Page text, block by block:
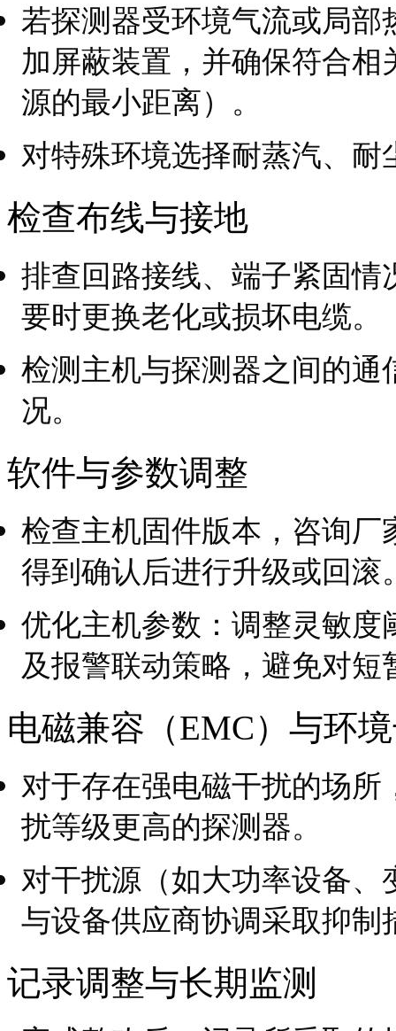
若探测器受环境气流或局
加屏蔽装置，并确保符合
源的最小距离）。
对特殊环境选择耐蒸汽、
检查布线与接地
排查回路接线、端子紧固
要时更换老化或损坏电缆。
检测主机与探测器之间的
况。
软件与参数调整
检查主机固件版本，咨询
得到确认后进行升级或回滚
优化主机参数：调整灵敏
及报警联动策略，避免对
电磁兼容（EMC）与环
对于存在强电磁干扰的场
扰等级更高的探测器。
对干扰源（如大功率设备
与设备供应商协调采取抑制
记录调整与长期监测